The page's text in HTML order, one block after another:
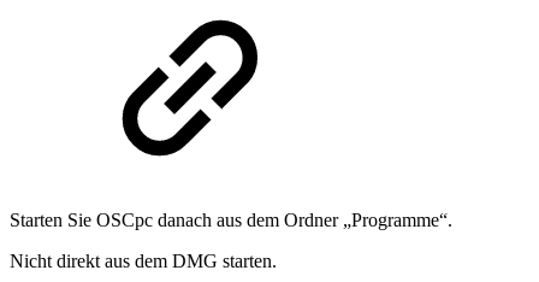
Starten Sie OSCpc danach aus dem Ordner „Programme“.
Nicht direkt aus dem DMG starten.